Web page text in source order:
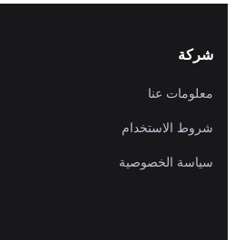
شركة
معلومات عنا
شروط الاستخدام
سياسة الخصوصية